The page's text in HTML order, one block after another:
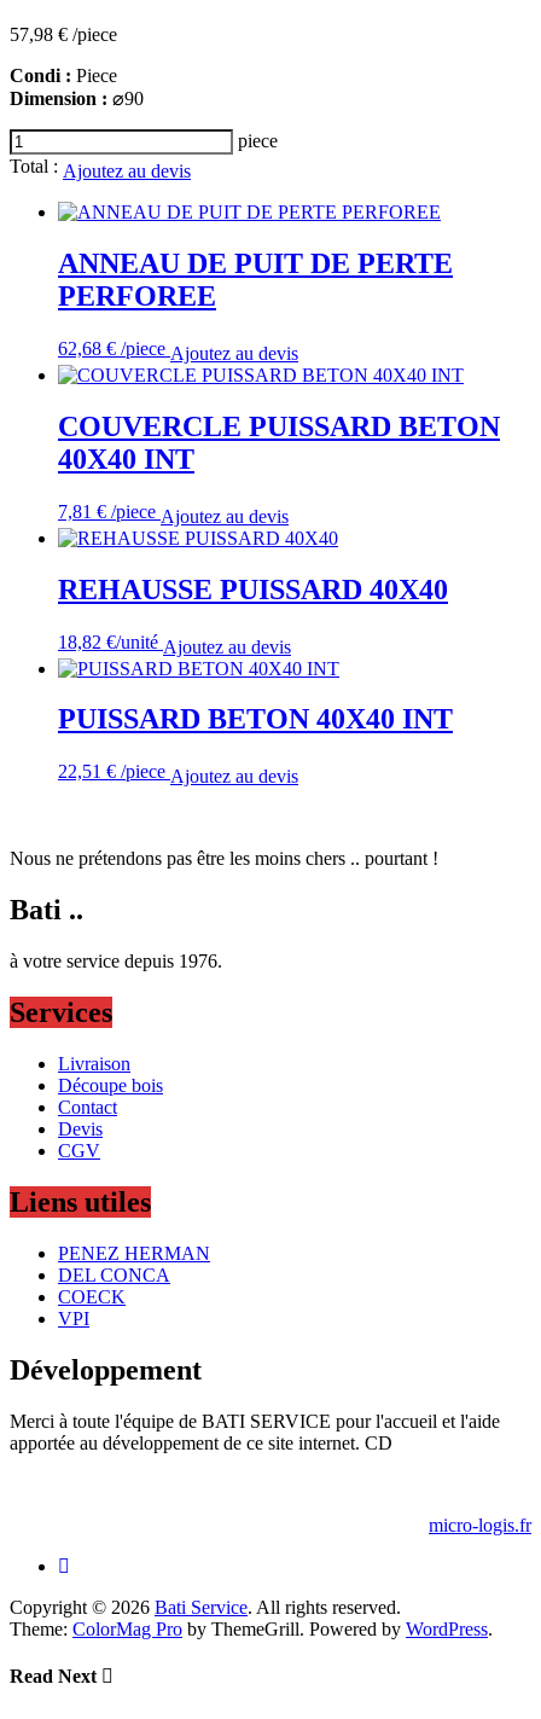
57,98 € /piece
Condi : Piece
Dimension : ⌀90
quantité
de
COUVERCLE
ANNEAU
piece
Total : Ajoutez au devis
ANNEAU DE PUIT DE PERTE
PERFOREE
62,68 € /piece Ajoutez au devis
COUVERCLE PUISSARD BETON
40X40 INT
7,81 € /piece Ajoutez au devis
REHAUSSE PUISSARD 40X40
18,82 €/unité Ajoutez au devis
PUISSARD BETON 40X40 INT
22,51 € /piece Ajoutez au devis
Nous ne prétendons pas être les moins chers .. pourtant !
Bati ..
à votre service depuis 1976.
Services
Livraison
Découpe bois
Contact
Devis
CGV
Liens utiles
PENEZ HERMAN
DEL CONCA
COECK
VPI
Développement
Merci à toute l'équipe de BATI SERVICE pour l'accueil et l'aide
apportée au développement de ce site internet. CD
micro-logis.fr
Copyright © 2026 Bati Service. All rights reserved.
Theme: ColorMag Pro by ThemeGrill. Powered by WordPress.
Read Next